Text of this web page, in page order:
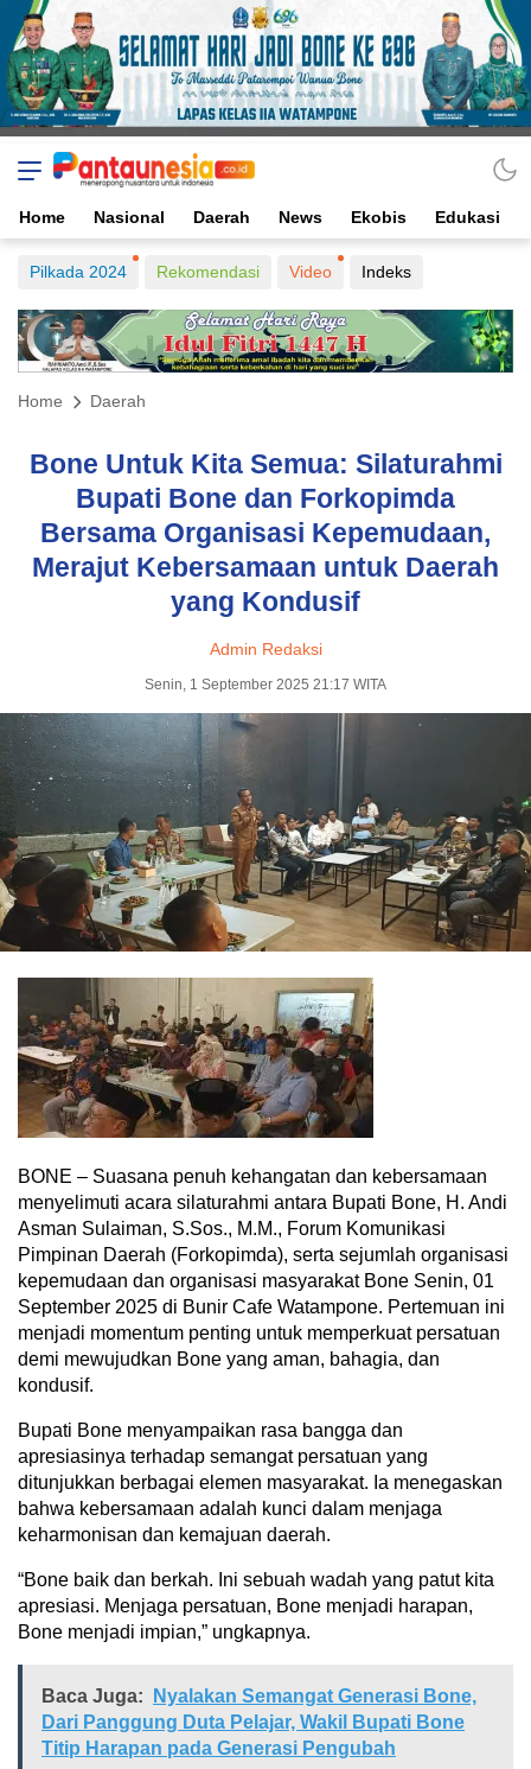
Home Nasional Daerah News Ekobis Edukasi
Pilkada 2024 Rekomendasi Video Indeks
Home Daerah
Bone Untuk Kita Semua: Silaturahmi
Bupati Bone dan Forkopimda
Bersama Organisasi Kepemudaan,
Merajut Kebersamaan untuk Daerah
yang Kondusif
Admin Redaksi
Senin, 1 September 2025 21:17 WITA
BONE – Suasana penuh kehangatan dan kebersamaan
menyelimuti acara silaturahmi antara Bupati Bone, H. Andi
Asman Sulaiman, S.Sos., M.M., Forum Komunikasi
Pimpinan Daerah (Forkopimda), serta sejumlah organisasi
kepemudaan dan organisasi masyarakat Bone Senin, 01
September 2025 di Bunir Cafe Watampone. Pertemuan ini
menjadi momentum penting untuk memperkuat persatuan
demi mewujudkan Bone yang aman, bahagia, dan
kondusif.
Bupati Bone menyampaikan rasa bangga dan
apresiasinya terhadap semangat persatuan yang
ditunjukkan berbagai elemen masyarakat. Ia menegaskan
bahwa kebersamaan adalah kunci dalam menjaga
keharmonisan dan kemajuan daerah.
“Bone baik dan berkah. Ini sebuah wadah yang patut kita
apresiasi. Menjaga persatuan, Bone menjadi harapan,
Bone menjadi impian,” ungkapnya.
Baca Juga:
Nyalakan Semangat Generasi Bone,
Dari Panggung Duta Pelajar, Wakil Bupati Bone
Titip Harapan pada Generasi Pengubah